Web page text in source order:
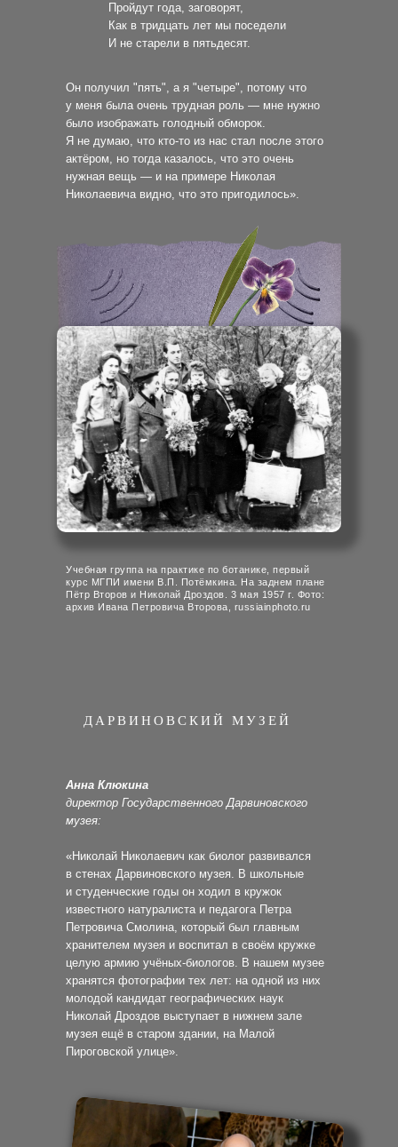
Учебная группа на практике по ботанике, первый
курс МГПИ имени В.П. Потёмкина. На заднем плане
Пётр Второв и Николай Дроздов. 3 мая 1957 г. Фото:
архив Ивана Петровича Второва, russiainphoto.ru
Пройдут года, заговорят,
Как в тридцать лет мы поседели
И не старели в пятьдесят.
Он получил "пять", а я "четыре", потому что
у меня была очень трудная роль — мне нужно
было изображать голодный обморок.
Я не думаю, что кто-то из нас стал после этого
актёром, но тогда казалось, что это очень
нужная вещь — и на примере Николая
Николаевича видно, что это пригодилось».
Анна Клюкина
директор Государственного Дарвиновского
музея:
«Николай Николаевич как биолог развивался
в стенах Дарвиновского музея. В школьные
и студенческие годы он ходил в кружок
известного натуралиста и педагога Петра
Петровича Смолина, который был главным
хранителем музея и воспитал в своём кружке
целую армию учёных-биологов. В нашем музее
хранятся фотографии тех лет: на одной из них
молодой кандидат географических наук
Николай Дроздов выступает в нижнем зале
музея ещё в старом здании, на Малой
Пироговской улице».
ДАРВИНОВСКИЙ МУЗЕЙ